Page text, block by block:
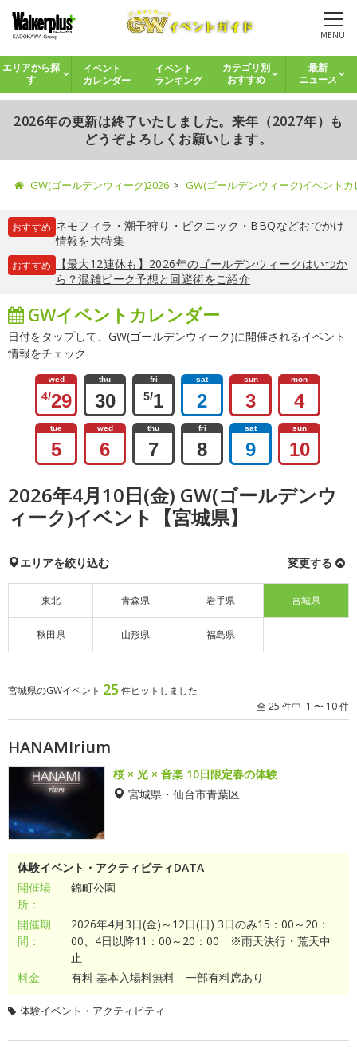
MENU
エリアから探
す
イベント
カレンダー
イベント
ランキング
カテゴリ別
おすすめ
最新
ニュース
2026年の更新は終了いたしました。来年（2027年）も
どうぞよろしくお願いします。
GW(ゴールデンウィーク)2026 GW(ゴールデンウィーク)イベント
おすすめ ネモフィラ ・ 潮干狩り ・ ピクニック ・ BBQなどおでかけ
情報を大特集
おすすめ
【最大12連休も】2026年のゴールデンウィークはいつか
ら？混雑ピーク予想と回避術をご紹介
GWイベントカレンダー
日付をタップして、GW(ゴールデンウィーク)に開催されるイベント
情報をチェック
wed
4/29
thu
30
fri
5/1
sat
2
sun
3
mon
4
tue
5
wed
6
thu
7
fri
8
sat
9
sun
10
2026年4月10日(金) GW(ゴールデンウ
ィーク)イベント【宮城県】
エリアを絞り込む 変更する
東北 青森県 岩手県 宮城県
秋田県 山形県 福島県
宮城県のGWイベント 25 件ヒットしました
全 25 件中 1 〜 10 件
HANAMIrium
桜 × 光 × 音楽 10日限定春の体験
宮城県・仙台市青葉区
体験イベント・アクティビティDATA
開催場
所：
錦町公園
開催期
間：
2026年4月3日(金)～12日(日) 3日のみ15：00～20：
00、4日以降11：00～20：00 ※雨天決行・荒天中
止
料金:
有料 基本入場料無料 一部有料席あり
体験イベント・アクティビティ